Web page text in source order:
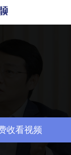
收看视频